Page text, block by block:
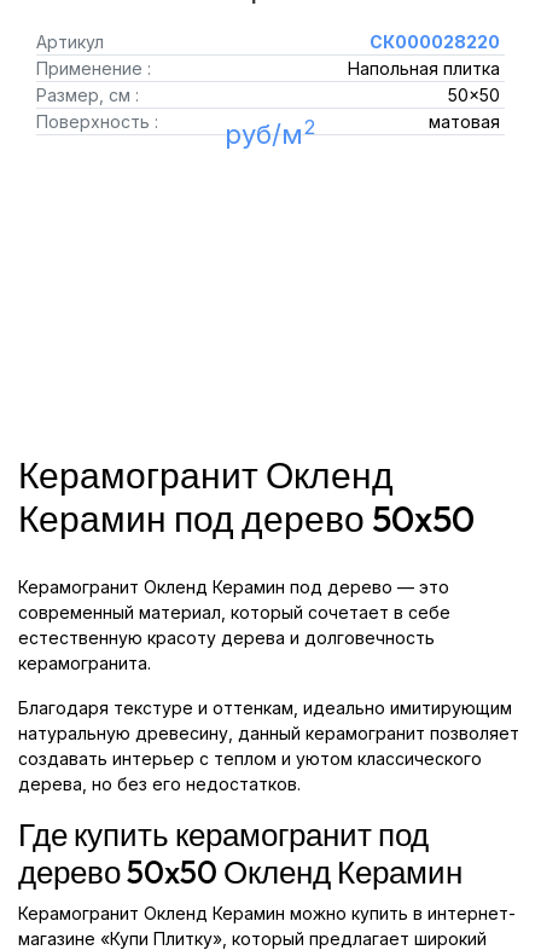
Артикул
СК000028220
Применение :
Напольная плитка
Размер, см :
50x50
Поверхность :
матовая
руб/м2
Керамогранит Окленд
Керамин под дерево 50x50
Керамогранит Окленд Керамин под дерево — это
современный материал, который сочетает в себе
естественную красоту дерева и долговечность
керамогранита.
Благодаря текстуре и оттенкам, идеально имитирующим
натуральную древесину, данный керамогранит позволяет
создавать интерьер с теплом и уютом классического
дерева, но без его недостатков.
Где купить керамогранит под
дерево 50x50 Окленд Керамин
Керамогранит Окленд Керамин можно купить в интернет-
магазине «Купи Плитку», который предлагает широкий